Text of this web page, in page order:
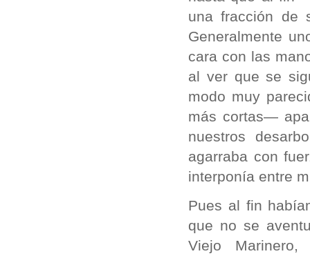
una fracción de
Generalmente
cara con las
al ver que se
modo muy
más cortas—
nuestros
agarraba con
interponía entre
Pues al fin
que no se
Viejo